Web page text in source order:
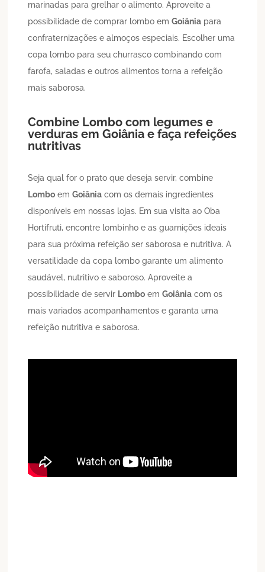
marinadas para grelhar o alimento. Aproveite a
possibilidade de comprar lombo emGoiânia para
confraternizações e almoços especiais. Escolher uma
copa lombo para seu churrasco combinando com
farofa, saladas e outros alimentos torna a refeição
mais saborosa.
Combine Lombo com legumes e
verduras emGoiânia e faça refeições
nutritivas
Seja qual for o prato que deseja servir, combine
Lombo emGoiânia com os demais ingredientes
disponíveis em nossas lojas. Em sua visita ao Oba
Hortifruti, encontre lombinho e as guarnições ideais
para sua próxima refeição ser saborosa e nutritiva. A
versatilidade da copa lombo garante um alimento
saudável, nutritivo e saboroso. Aproveite a
possibilidade de servir Lombo emGoiânia com os
mais variados acompanhamentos e garanta uma
refeição nutritiva e saborosa.